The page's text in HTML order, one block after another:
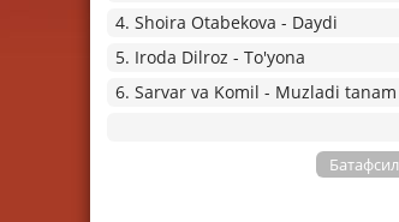
4. Shoira Otabekova - Daydi
5. Iroda Dilroz - To'yona
6. Sarvar va Komil - Muzladi tanam
Батафсил